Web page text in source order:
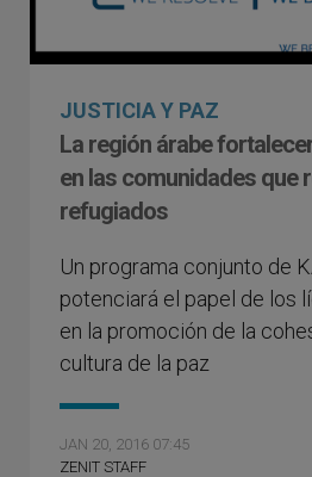
JUSTICIA Y PAZ
La región árabe
en las comunidades que
refugiados
Un programa conjunto de
potenciará el papel de los
en la promoción de la
cultura de la paz
JAN 20, 2016 07:45
ZENIT STAFF